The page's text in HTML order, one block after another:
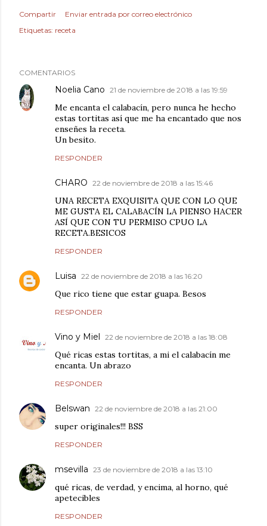
Compartir
Enviar entrada por correo electrónico
Etiquetas: receta
COMENTARIOS
Noelia Cano 21 de noviembre de 2018 a las 19:59
Me encanta el calabacín, pero nunca he hecho
estas tortitas así que me ha encantado que nos
enseñes la receta.
Un besito.
RESPONDER
CHARO 22 de noviembre de 2018 a las 15:46
UNA RECETA EXQUISITA QUE CON LO QUE
ME GUSTA EL CALABACÍN LA PIENSO HACER
ASÍ QUE CON TU PERMISO CPUO LA
RECETA.BESICOS
RESPONDER
Luisa 22 de noviembre de 2018 a las 16:20
Que rico tiene que estar guapa. Besos
RESPONDER
Vino y Miel 22 de noviembre de 2018 a las 18:08
Qué ricas estas tortitas, a mi el calabacín me
encanta. Un abrazo
RESPONDER
Belswan 22 de noviembre de 2018 a las 21:00
super originales!!! BSS
RESPONDER
msevilla 23 de noviembre de 2018 a las 13:10
qué ricas, de verdad, y encima, al horno, qué
apetecibles
RESPONDER